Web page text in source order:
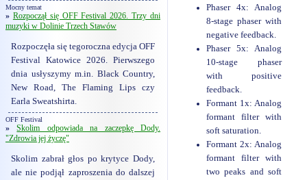
Phaser 4x: Analog
8-stage phaser with
negative feedback.
Phaser 5x: Analog
10-stage phaser
with positive
feedback.
Formant 1x: Analog
formant filter with
soft saturation.
Formant 2x: Analog
formant filter with
two peaks and soft
Mocny temat
» Rozpoczął się OFF Festival 2026. Trzy dni
muzyki w Dolinie Trzech Stawów
Rozpoczęła się tegoroczna edycja OFF
Festival Katowice 2026. Pierwszego
dnia usłyszymy m.in. Black Country,
New Road, The Flaming Lips czy
Earla Sweatshirta.
OFF Festival
»
Skolim odpowiada na zaczepkę Dody.
"Zdrowia jej życzę"
Skolim zabrał głos po krytyce Dody,
ale nie podjął zaproszenia do dalszej